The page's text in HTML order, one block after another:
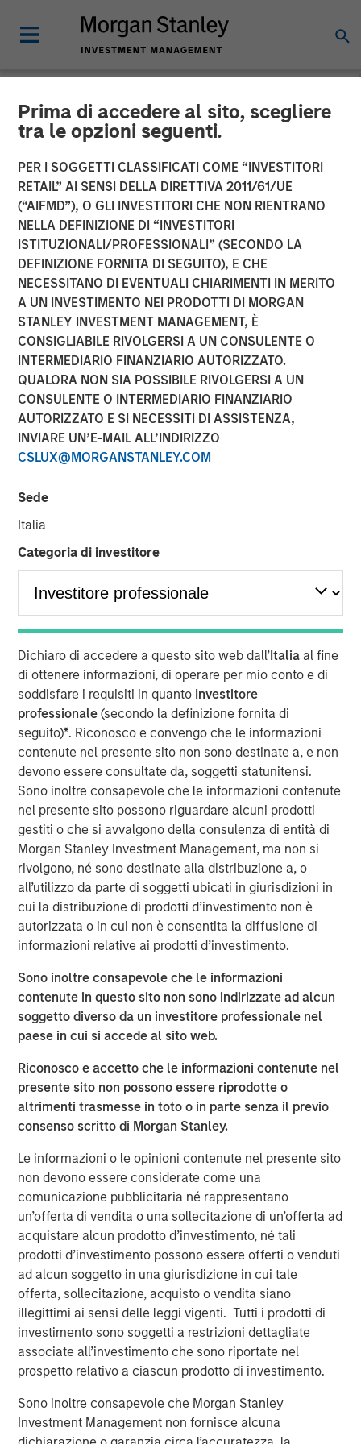
Prima di accedere al sito, scegliere
tra le opzioni seguenti.
PER I SOGGETTI CLASSIFICATI COME “INVESTITORI
RETAIL” AI SENSI DELLA DIRETTIVA 2011/61/UE
(“AIFMD”), O GLI INVESTITORI CHE NON RIENTRANO
NELLA DEFINIZIONE DI “INVESTITORI
ISTITUZIONALI/PROFESSIONALI” (SECONDO LA
DEFINIZIONE FORNITA DI SEGUITO), E CHE
NECESSITANO DI EVENTUALI CHIARIMENTI IN MERITO
A UN INVESTIMENTO NEI PRODOTTI DI MORGAN
STANLEY INVESTMENT MANAGEMENT, È
CONSIGLIABILE RIVOLGERSI A UN CONSULENTE O
INTERMEDIARIO FINANZIARIO AUTORIZZATO.
QUALORA NON SIA POSSIBILE RIVOLGERSI A UN
CONSULENTE O INTERMEDIARIO FINANZIARIO
AUTORIZZATO E SI NECESSITI DI ASSISTENZA,
INVIARE UN’E-MAIL ALL’INDIRIZZO
CSLUX@MORGANSTANLEY.COM
Sede
Italia
Categoria di investitore
Dichiaro di accedere a questo sito web dall’Italia al fine
di ottenere informazioni, di operare per mio conto e di
soddisfare i requisiti in quanto Investitore
professionale(secondo la definizione fornita di
seguito)*. Riconosco e convengo che le informazioni
contenute nel presente sito non sono destinate a, e non
devono essere consultate da, soggetti statunitensi.
Sono inoltre consapevole che le informazioni contenute
nel presente sito possono riguardare alcuni prodotti
gestiti o che si avvalgono della consulenza di entità di
Morgan Stanley Investment Management, ma non si
rivolgono, né sono destinate alla distribuzione a, o
all’utilizzo da parte di soggetti ubicati in giurisdizioni in
cui la distribuzione di prodotti d’investimento non è
autorizzata o in cui non è consentita la diffusione di
informazioni relative ai prodotti d’investimento.
Sono inoltre consapevole che le informazioni
contenute in questo sito non sono indirizzate ad alcun
soggetto diverso da un investitore professionale nel
paese in cui si accede al sito web.
Riconosco e accetto che le informazioni contenute nel
presente sito non possono essere riprodotte o
altrimenti trasmesse in toto o in parte senza il previo
consenso scritto di Morgan Stanley.
Le informazioni o le opinioni contenute nel presente sito
non devono essere considerate come una
comunicazione pubblicitaria né rappresentano
un’offerta di vendita o una sollecitazione di un’offerta ad
acquistare alcun prodotto d’investimento, né tali
prodotti d’investimento possono essere offerti o venduti
ad alcun soggetto in una giurisdizione in cui tale
offerta, sollecitazione, acquisto o vendita siano
illegittimi ai sensi delle leggi vigenti. Tutti i prodotti di
investimento sono soggetti a restrizioni dettagliate
associate all’investimento che sono riportate nel
prospetto relativo a ciascun prodotto di investimento.
Sono inoltre consapevole che Morgan Stanley
Investment Management non fornisce alcuna
NEWSROOM
Morgan Stanley
Infrastructure Partners
Announces Investment in
Australia’s Onslow Iron
Road Trust
06 GIUGNO 2024
NEW YORK – June 06, 2024
through investment funds managed by Morgan Stanley
Infrastructure Partners (“MSIP”), a private infrastructure
agreed to acquire a 49% stake in Onslow Iron Road Trust
(“Road Trust”) in partnership with Mineral Resources
Limited (“Mineral Resources”), which will continue to own
a 51% stake.
Mineral Resources, a leading diversified natural
resources company listed on the Australian Stock
Exchange, is the manager and majority owner of the
Onslow Iron ore project (“Onslow Iron”) located in the
northwest Pilbara region of Western Australia. Onslow
Iron has commenced ore production and is expected to
ramp up to nameplate capacity of 35 million tonnes per
annum by June 2025.
As part of delivering the pit-to-port solution for Onslow
Iron, Mineral Resources built an approximately 150-
kilometer private haul road from the Onslow mine to
Ashburton Port. Serving as the only corridor for Onslow
Iron’s deposits, Road Trust owns a critical transportation
infrastructure asset that will assist in unlocking material
iron ore deposits previously stranded in the West Pilbara.
part of the Onslow Iron project and value its long-term
track record of project execution,” said Tim Cooper,
Managing Director for MSIP. “We are proud to be co-
stewards of an asset we believe will deliver an attractive,
inflation-protected cash yield, backed by significant
barriers to entry and attractive underlying economics.”
About Onslow Iron Road Trust
approximately 150-kilometer private haul road from the
Onslow Iron ore project to Ashburton Port in the
northwest Pilbara region of Western Australia. Road Trust
is co-controlled and managed by Mineral Resources, the
majority owner of Onslow Iron. Road Trust is a critical,
transportation infrastructure asset serving as the only
corridor for Onslow Iron’s deposits. Road Trust will be
supported by Mineral Resources’ 30+ year track record
of delivering leading mining supply chain solutions for
tier-one global mining companies.
About Morgan Stanley Infrastructure Partners
Morgan Stanley Infrastructure Partners ("MSIP") is a
leading global private infrastructure investment platform
with approximately $17 billion in assets under